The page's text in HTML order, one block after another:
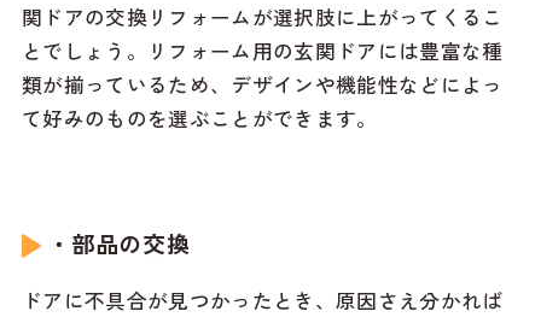
関ドアの交換リフォームが選択肢に上がってくるこ
とでしょう。リフォーム用の玄関ドアには豊富な種
類が揃っているため、デザインや機能性などによっ
て好みのものを選ぶことができます。
・部品の交換
ドアに不具合が見つかったとき、原因さえ分かれば